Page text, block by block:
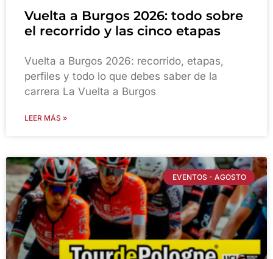
Vuelta a Burgos 2026: todo sobre
el recorrido y las cinco etapas
Vuelta a Burgos 2026: recorrido, etapas,
perfiles y todo lo que debes saber de la
carrera La Vuelta a Burgos
LEER MÁS »
EVENTOS - AGOSTO